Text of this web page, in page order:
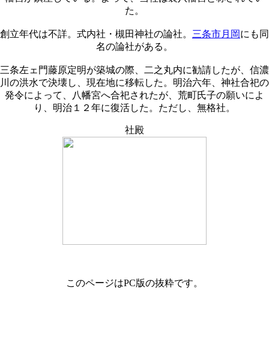
た。
創立年代は不詳。式内社・槻田神社の論社。 三条市月岡にも同
名の論社がある。
三条左ェ門藤原定明が築城の際、二之丸内に勧請したが、信濃
川の洪水で決壊し、現在地に移転した。明治六年、神社合祀の
発令によって、八幡宮へ合祀されたが、荒町氏子の願いによ
り、明治１２年に復活した。ただし、無格社。
社殿
このページはPC版の抜粋です。